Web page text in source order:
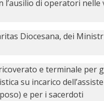
l’ausilio di operatori nelle
Diocesana, dei
e terminale per
su incarico
e per i sacerdoti